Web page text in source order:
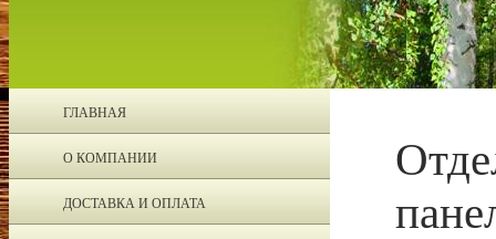
ГЛАВНАЯ
О КОМПАНИИ
ДОСТАВКА И ОПЛАТА